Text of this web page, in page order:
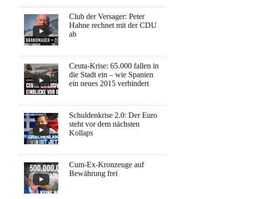
Club der Versager: Peter
Hahne rechnet mit der CDU
ab
Ceuta-Krise: 65.000 fallen in
die Stadt ein – wie Spanien
ein neues 2015 verhindert
Schuldenkrise 2.0: Der Euro
steht vor dem nächsten
Kollaps
Cum-Ex-Kronzeuge auf
Bewährung frei